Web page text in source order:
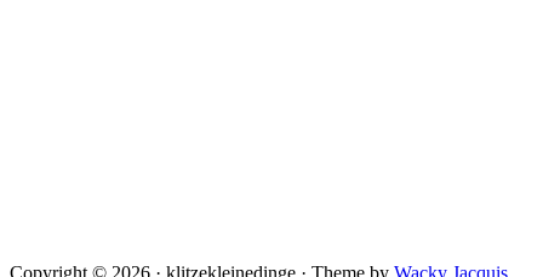
Copyright © 2026 · klitzekleinedinge · Theme by Wacky Jacquis